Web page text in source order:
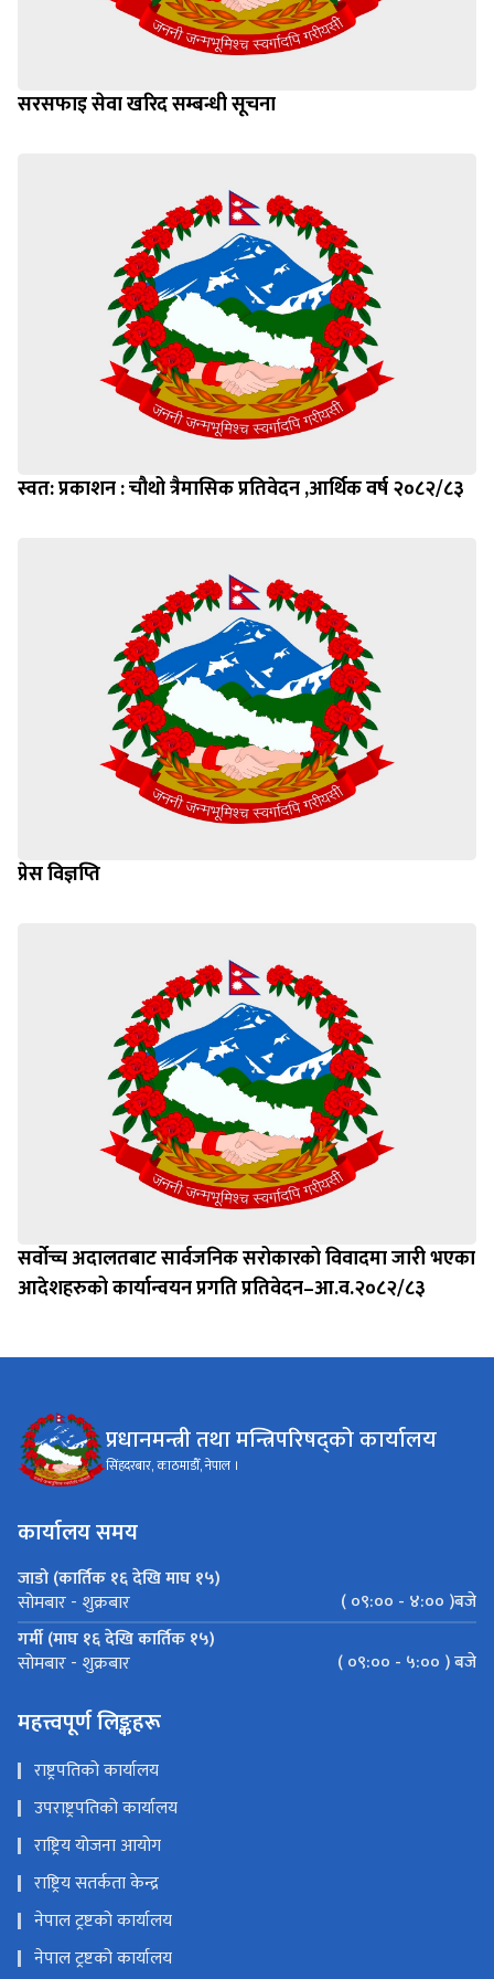
सरसफाइ सेवा खरिद सम्बन्धी सूचना
स्वत: प्रकाशन : चौथो त्रैमासिक प्रतिवेदन ,आर्थिक वर्ष २०८२/८३
प्रेस विज्ञप्ति
सर्वोच्च अदालतबाट सार्वजनिक सरोकारको विवादमा जारी भएका
आदेशहरुको कार्यान्वयन प्रगति प्रतिवेदन–आ.व.२०८२/८३
प्रधानमन्त्री तथा मन्त्रिपरिषद्को कार्यालय
सिंहदरबार, काठमाडौँ, नेपाल ।
कार्यालय समय
जाडो (कार्तिक १६ देखि माघ १५)
सोमबार - शुक्रबार
( ०९:०० - ४:०० )बजे
गर्मी (माघ १६ देखि कार्तिक १५)
सोमबार - शुक्रबार ( ०९:०० - ५:०० ) बजे
महत्त्वपूर्ण लिङ्कहरू
राष्ट्रपतिको कार्यालय
उपराष्ट्रपतिको कार्यालय
राष्ट्रिय योजना आयोग
राष्ट्रिय सतर्कता केन्द्र
नेपाल ट्रष्टको कार्यालय
नेपाल ट्रष्टको कार्यालय